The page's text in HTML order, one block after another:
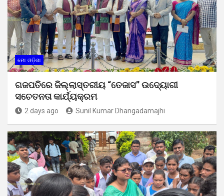
ମୋ ଓଡ଼ିଶା
ଗଜପତିରେ ଜିଲ୍ଲାସ୍ତରୀୟ “ତେଜାସ” ଉଦ୍ୟୋଗୀ
ସଚେତନତା କାର୍ଯ୍ୟକ୍ରମ
2 days ago Sunil Kumar Dhangadamajhi